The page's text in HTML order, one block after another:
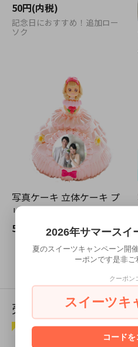
50円(内税)
記念日におすすめ！追加ロー
ソク
写真ケーキ 立体ケーキ プ
リンセス 5号
5,400円(内税)
4商品中
売れ筋商品
2026年サマースイ
夏のスイーツキャンペーン開
ーポンです是非ご
クーポン
スイーツキ
コード